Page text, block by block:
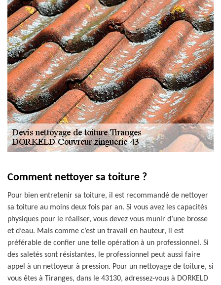
Comment nettoyer sa toiture ?
Pour bien entretenir sa toiture, il est recommandé de nettoyer
sa toiture au moins deux fois par an. Si vous avez les capacités
physiques pour le réaliser, vous devez vous munir d’une brosse
et d’eau. Mais comme c’est un travail en hauteur, il est
préférable de confier une telle opération à un professionnel. Si
des saletés sont résistantes, le professionnel peut aussi faire
appel à un nettoyeur à pression. Pour un nettoyage de toiture, si
vous êtes à Tiranges, dans le 43130, adressez-vous à DORKELD